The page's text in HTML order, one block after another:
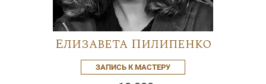
Елизавета Пилипенко
ЗАПИСЬ К МАСТЕРУ